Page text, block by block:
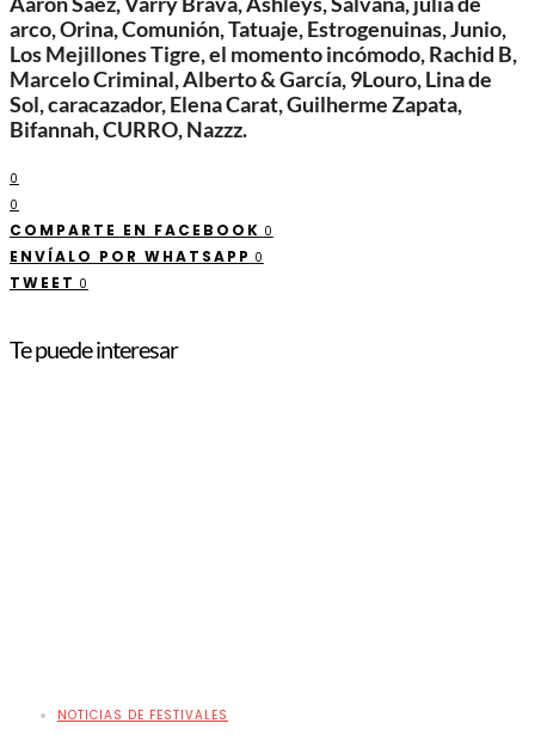
arco, Orina, Comunión, Tatuaje, Estrogenuinas, Junio,
Los Mejillones Tigre, el momento incómodo, Rachid B,
Marcelo Criminal, Alberto & García, 9Louro, Lina de
Sol, caracazador, Elena Carat, Guilherme Zapata,
Bifannah, CURRO, Nazzz.
0
0
COMPARTE EN FACEBOOK 0
ENVÍALO POR WHATSAPP 0
TWEET 0
Te puede interesar
NOTICIAS DE FESTIVALES